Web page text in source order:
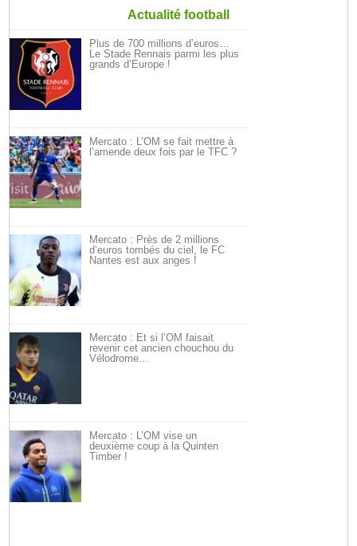
Actualité football
Plus de 700 millions d’euros…
Le Stade Rennais parmi les plus
grands d’Europe !
Mercato : L’OM se fait mettre à
l’amende deux fois par le TFC ?
Mercato : Près de 2 millions
d’euros tombés du ciel, le FC
Nantes est aux anges !
Mercato : Et si l’OM faisait
revenir cet ancien chouchou du
Vélodrome…
Mercato : L’OM vise un
deuxième coup à la Quinten
Timber !